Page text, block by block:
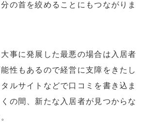
の首を絞めることにもつながりま
事に発展した最悪の場合は入居者
性もあるので経営に支障をきたし
ルサイトなどで口コミを書き込ま
の間、新たな入居者が見つからな